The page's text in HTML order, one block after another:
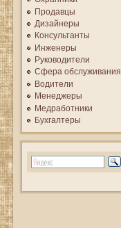
Продавцы
Дизайнеры
Консультанты
Инженеры
Руководители
Сфера обслуживания
Водители
Менеджеры
Медработники
Бухгалтеры